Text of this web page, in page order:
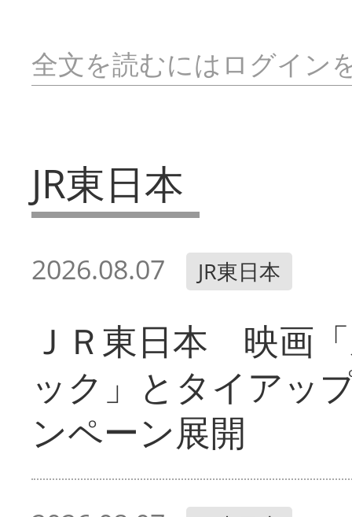
全文を読むにはログイン
JR東日本
2026.08.07 JR東日本
ＪＲ東日本 映画
ック」とタイアッ
ンペーン展開